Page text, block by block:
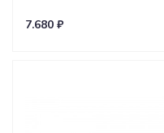
7.680 ₽